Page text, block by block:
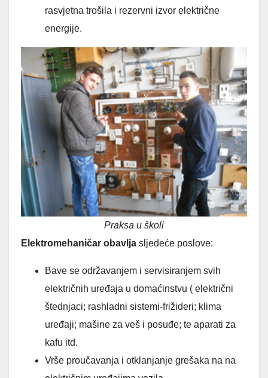
rasvjetna trošila i rezervni izvor električne
energije.
Praksa u školi
Elektromehaničar obavlja sljedeće poslove:
Bave se održavanjem i servisiranjem svih
električnih uređaja u domaćinstvu ( električni
štednjaci; rashladni sistemi-frižideri; klima
uređaji; mašine za veš i posuđe; te aparati za
kafu itd.
Vrše proučavanja i otklanjanje grešaka na na